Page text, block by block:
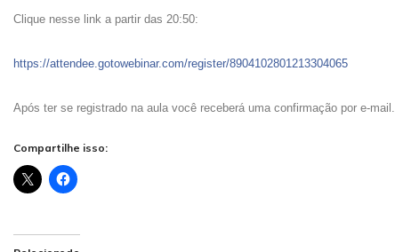
Clique nesse link a partir das 20:50:
https://attendee.gotowebinar.com/register/8904102801213304065
Após ter se registrado na aula você receberá uma confirmação por e-mail.
Compartilhe isso: